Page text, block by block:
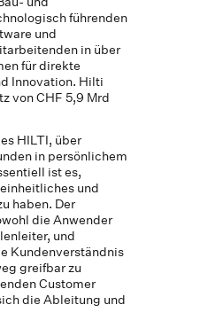
führenden
und
in über
für direkte
Innovation. Hilti
von CHF 5,9 Mrd
HILTI, über
in persönlichem
ist es,
und
haben. Der
die Anwender
und
Kundenverständnis
greifbar zu
Customer
die Ableitung und